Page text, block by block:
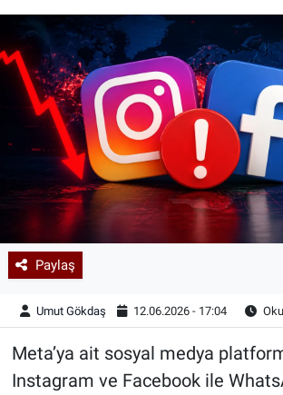
Paylaş
Umut Gökdaş 12.06.2026 - 17:04
Meta’ya ait sosyal medya
Instagram ve Facebook ile
Sağlık
Siyaset
Teknoloji
Yazarlar
Astroloji-Rüya